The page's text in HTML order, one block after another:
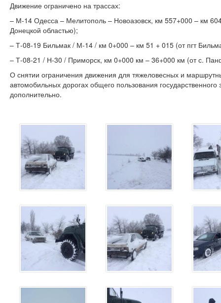
Движение ограничено на трассах:
– М-14 Одесса – Мелитополь – Новоазовск, км 557+000 – км
Донецкой областью);
– Т-08-19 Бильмак / М-14 / км 0+000 – км 51 + 015 (от пгт
– Т-08-21 / Н-30 / Приморск, км 0+000 км – 36+000 км (от с.
О снятии ограничения движения для тяжеловесных и
автомобильных дорогах общего пользования
дополнительно.